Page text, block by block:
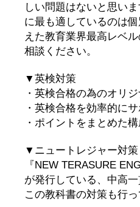
しい問題はないと思い
に最も適しているのは
えた教育業界最高レベ
相談ください。
▼英検対策
・英検合格の為のオリ
・英検合格を効率的にサ
・ポイントをまとめた
▼ニュートレジャー対策
『NEW TERASURE
が発行している、中高
この教科書の対策も行っ